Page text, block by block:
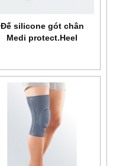
Đế silicone gót chân
Medi protect.Heel